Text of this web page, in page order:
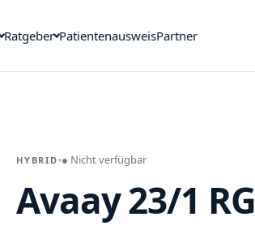
Ratgeber PatientenausweisPartner
HYBRID ● Nicht verfügbar
Avaay 23/1 RG